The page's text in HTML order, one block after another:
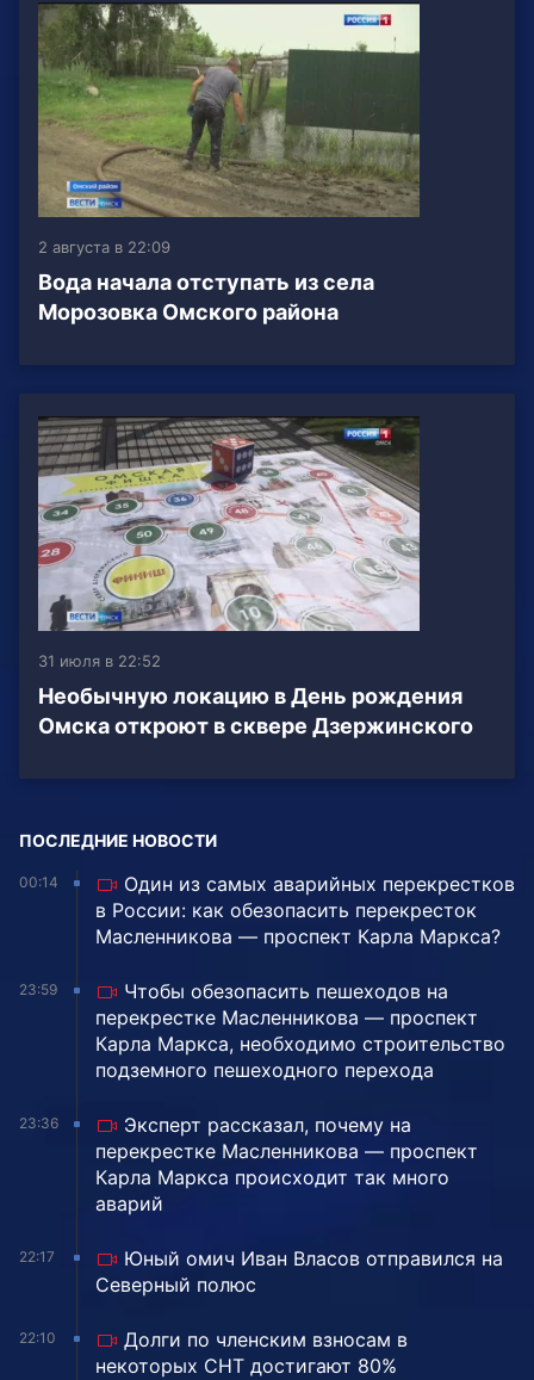
2 августа в 22:09
Вода начала отступать из села
Морозовка Омского района
31 июля в 22:52
Необычную локацию в День рождения
Омска откроют в сквере Дзержинского
ПОСЛЕДНИЕ НОВОСТИ
00:14
Один из самых аварийных перекрестков
в России: как обезопасить перекресток
Масленникова — проспект Карла Маркса?
23:59
Чтобы обезопасить пешеходов на
перекрестке Масленникова — проспект
Карла Маркса, необходимо строительство
подземного пешеходного перехода
23:36
Эксперт рассказал, почему на
перекрестке Масленникова — проспект
Карла Маркса происходит так много
аварий
22:17
Юный омич Иван Власов отправился на
Северный полюс
22:10
Долги по членским взносам в
некоторых СНТ достигают 80%